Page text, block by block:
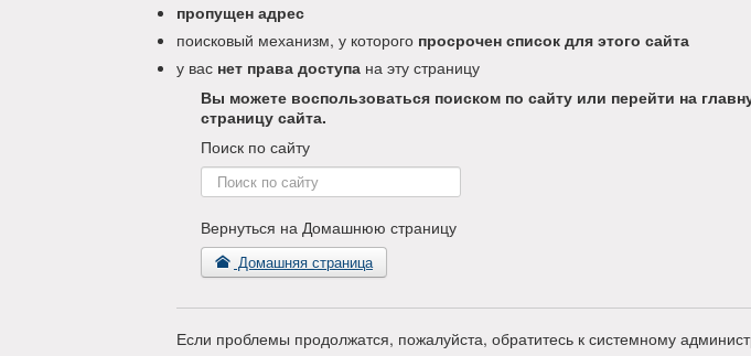
пропущен адрес
поисковый механизм, у которого просрочен список для этого сайта
у вас нет права доступа на эту страницу
Вы можете воспользоваться поиском по сайту или перейти на
страницу сайта.
Поиск по сайту
Поиск
по
Вернуться на Домашнюю страницу
Домашняя страница
Если проблемы продолжатся, пожалуйста, обратитесь к системному